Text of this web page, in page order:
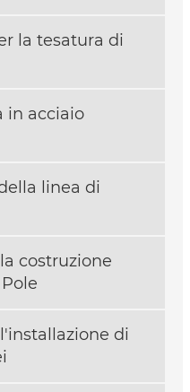
la tesatura di
in acciaio
linea di
costruzione
di